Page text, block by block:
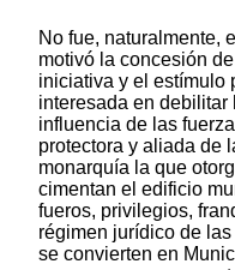
No fue, naturalmente,
motivó la concesión
iniciativa y el estímulo
interesada en debilitar
influencia de las
protectora y aliada de
monarquía la que
cimentan el edificio
fueros, privilegios,
régimen jurídico de
se convierten en